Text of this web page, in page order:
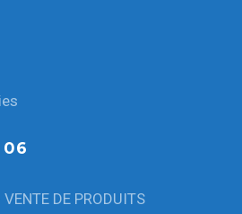
06
DE PRODUITS